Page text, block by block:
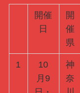
開催
日
開
催
県
1
10
月9
神
奈